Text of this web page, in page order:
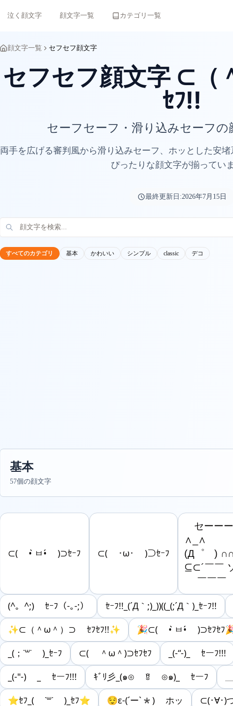
泣く顔文字 顔文字一覧 カテゴリ一覧
顔文字一覧 セフセフ顔文字
セフセフ顔文字 ⊂（
ｾﾌ!!
セーフセーフ・滑り込みセーフの
両手を広げる審判風から滑り込みセーフ、ホッとした安
ぴったりな顔文字が揃っていま
最終更新日:2026年7月15日
すべてのカテゴリ 基本 かわいい シンプル classic デコ
基本
57個の顔文字
⊂( • ̀ㅂ•́ )⊃ｾｰﾌ ⊂( ･ω･ )⊃ｾｰﾌ
セーー
∧_∧　　
(Д゜　)
⊆⊂´￣￣
￣￣￣
(^。^;) ｾｰﾌ（-｡-;） ｾｰﾌ!!_(´Д｀;)_))((_(;´Д｀)_ｾｰﾌ!!
✨⊂（＾ω＾）⊃ ｾﾌｾﾌ!!✨ 🎉⊂( • ̀ㅂ•́ )⊃ｾﾌｾﾌ
‪_(；˙꒳​˙ )_ｾｰﾌ ⊂( ＾ω＾)⊃ｾﾌｾﾌ _(-“-)_ ｾーﾌ!!!
_(-"-) _ ｾーﾌ!!! ｷﾞﾘ彡_(๑⊙ ꆚ ⊙๑)_ ｾーﾌ
⭐ｾﾌ_( ˙꒳˙ )_ｾﾌ⭐ 😌ε-(´ー`*) ホッ ⊂(･∀･)